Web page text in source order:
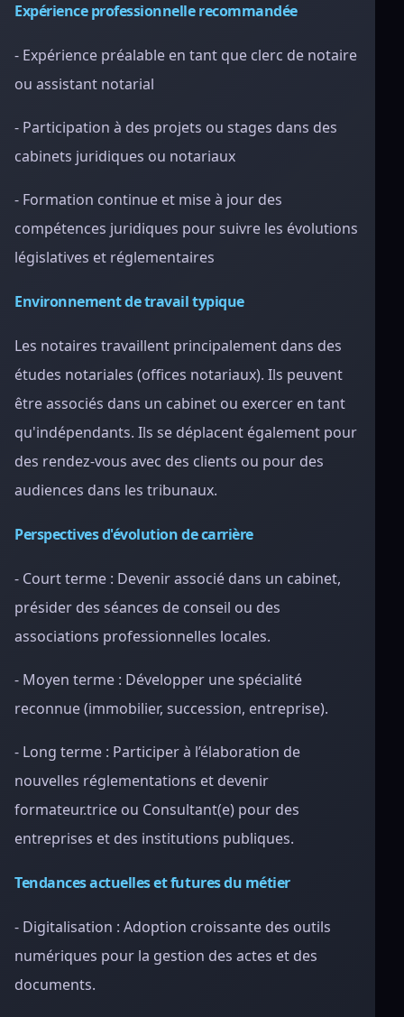
Expérience professionnelle recommandée
- Expérience préalable en tant que clerc de notaire
ou assistant notarial
- Participation à des projets ou stages dans des
cabinets juridiques ou notariaux
- Formation continue et mise à jour des
compétences juridiques pour suivre les évolutions
législatives et réglementaires
Environnement de travail typique
Les notaires travaillent principalement dans des
études notariales (offices notariaux). Ils peuvent
être associés dans un cabinet ou exercer en tant
qu'indépendants. Ils se déplacent également pour
des rendez-vous avec des clients ou pour des
audiences dans les tribunaux.
Perspectives d'évolution de carrière
- Court terme : Devenir associé dans un cabinet,
présider des séances de conseil ou des
associations professionnelles locales.
- Moyen terme : Développer une spécialité
reconnue (immobilier, succession, entreprise).
- Long terme : Participer à l’élaboration de
nouvelles réglementations et devenir
formateur.trice ou Consultant(e) pour des
entreprises et des institutions publiques.
Tendances actuelles et futures du métier
- Digitalisation : Adoption croissante des outils
numériques pour la gestion des actes et des
documents.